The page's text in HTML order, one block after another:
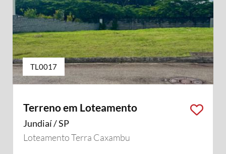
TL0017
Terreno em Loteamento
Jundiaí / SP
Loteamento Terra Caxambu